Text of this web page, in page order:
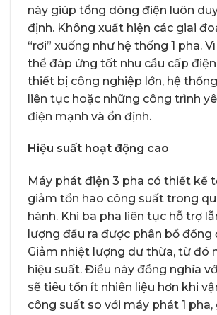
này giúp tổng dòng điện luôn
định. Không xuất hiện các giai
“rơi” xuống như hệ thống 1 pha.
thể đáp ứng tốt nhu cầu cấp
thiết bị công nghiệp lớn, hệ
liên tục hoặc những công trình
điện mạnh và ổn định.
Hiệu suất hoạt động cao
Máy phát điện 3 pha có thiết kế
giảm tổn hao công suất trong
hành. Khi ba pha liên tục hỗ trợ
lượng đầu ra được phân bổ đồng
Giảm nhiệt lượng dư thừa, từ đó
hiệu suất. Điều này đồng nghĩa
sẽ tiêu tốn ít nhiên liệu hơn khi
công suất so với máy phát 1